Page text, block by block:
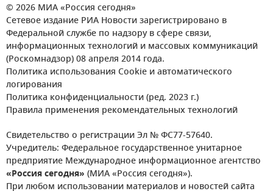
© 2026 МИА «Россия сегодня»
Сетевое издание РИА Новости зарегистрировано в
Федеральной службе по надзору в сфере связи,
информационных технологий и массовых коммуникаций
(Роскомнадзор) 08 апреля 2014 года.
Политика использования Cookie и автоматического
логирования
Политика конфиденциальности (ред. 2023 г.)
Правила применения рекомендательных технологий
Свидетельство о регистрации Эл № ФС77-57640.
Учредитель: Федеральное государственное унитарное
предприятие Международное информационное агентство
«Россия сегодня» (МИА «Россия сегодня»).
При любом использовании материалов и новостей сайта